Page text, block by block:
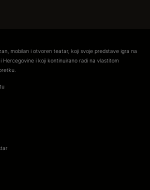
mobilan i otvoren teatar, koji svoje predstave igra na
Hercegovine i koji kontinuirano radi na vlastitom